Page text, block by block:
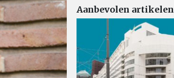
Aanbevolen artikelen